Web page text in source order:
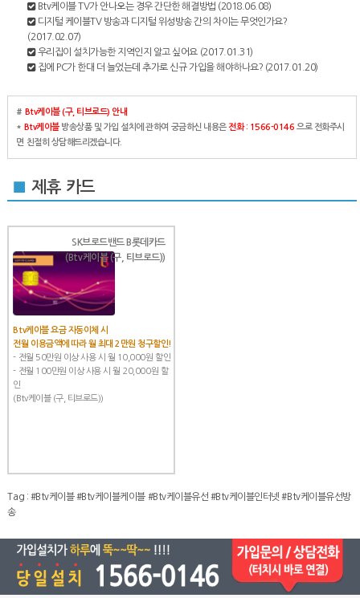
Btv케이블 TV가 안나오는 경우 간단한 해결방법 (2018.06.08)
디지털 케이블TV 방송과 디지털 위성방송 간의 차이는 무엇인가요?
(2017.02.07)
우리집이 설치가능한 지역인지 알고 싶어요(2017.01.31)
집에 PC가 한대 더 늘었는데 추가로 신규 가입을 해야하나요? (2017.01.20)
# Btv케이블 (구, 티브로드) 안내
* Btv케이블방송상품 및 가입 설치에 관하여 궁금하신 내용은전화 : 1566-0146 으로 전화주시
면 친절히 상담해드리겠습니다.
■제휴 카드
SK브로드밴드 B롯데카드
(Btv케이블 (구, 티브로드))
Btv케이블 요금 자동이체 시
전월 이용금액에 따라 월 최대 2만원 청구할인!
- 전월 50만원 이상 사용 시 월 10,000원 할인
- 전월 100만원 이상 사용 시 월 20,000원 할
인
(Btv케이블 (구, 티브로드))
Tag : #Btv케이블 #Btv케이블케이블 #Btv케이블유선 #Btv케이블인터넷 #Btv케이블유선방
송